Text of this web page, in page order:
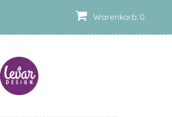
Warenkorb: 0